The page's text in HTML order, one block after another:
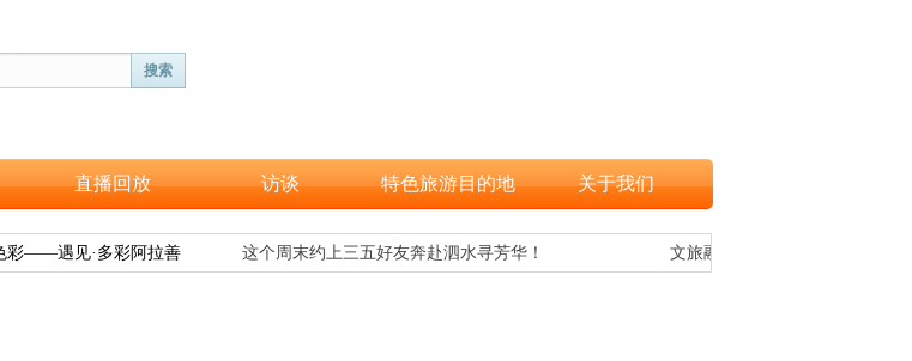
搜索
直播回放 访谈 特色旅游目的地 关于我们
彩——遇见·多彩阿拉善 这个周末约上三五好友奔赴泗水寻芳华！ 文旅融合，让更多游客欣赏到海